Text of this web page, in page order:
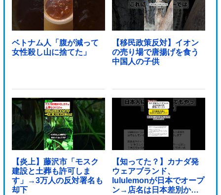
ベトナム人「腹が減って
女性殺し山に捨てた」
【移民政策反対】イオン
の売り場で唐揚げを食う
中国人の子供
【炎上】藤沢市「モスク
建設と土葬も許可しま
す」→3万人の反対署名も
却下
【知ってた？】カナダ発
ウェアブランド、
lululemonが日本でオープ
ン→店名は日本差別から